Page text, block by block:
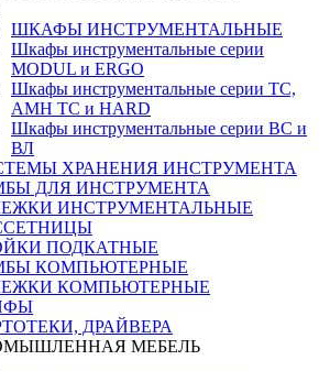
ШКАФЫ ИНСТРУМЕНТАЛЬНЫЕ
Шкафы инструментальные серии
MODUL и ERGO
Шкафы инструментальные серии ТС,
АМН ТС и HARD
Шкафы инструментальные серии ВС и
ВЛ
ХРАНЕНИЯ ИНСТРУМЕНТА
ДЛЯ ИНСТРУМЕНТА
ИНСТРУМЕНТАЛЬНЫЕ
ПОДКАТНЫЕ
КОМПЬЮТЕРНЫЕ
КОМПЬЮТЕРНЫЕ
ДРАЙВЕРА
МЕБЕЛЬ